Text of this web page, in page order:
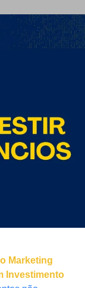
Marketing
Investimento